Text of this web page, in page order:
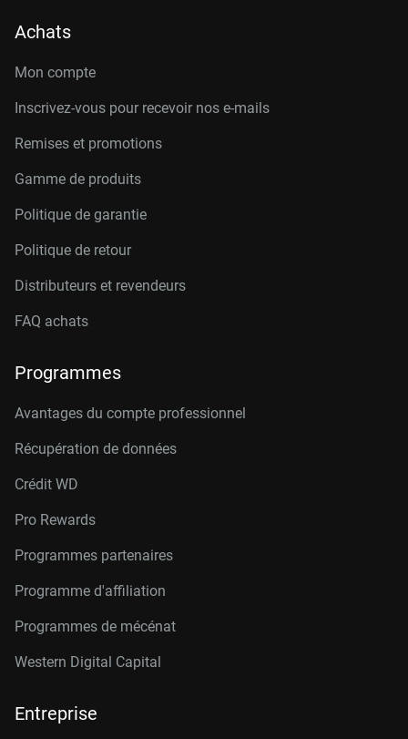
Achats
Mon compte
Inscrivez-vous pour recevoir nos e-mails
Remises et promotions
Gamme de produits
Politique de garantie
Politique de retour
Distributeurs et revendeurs
FAQ achats
Programmes
Avantages du compte professionnel
Récupération de données
Crédit WD
Pro Rewards
Programmes partenaires
Programme d'affiliation
Programmes de mécénat
Western Digital Capital
Entreprise